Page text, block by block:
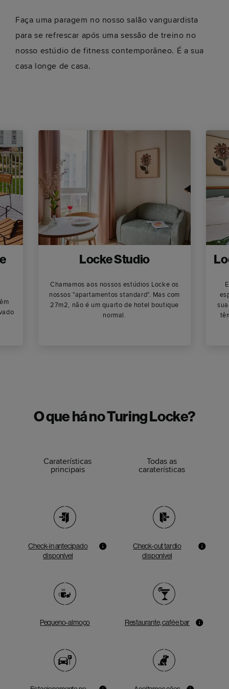
Faça uma paragem no nosso salão vanguardista
para se refrescar após uma sessão de treino no
nosso estúdio de fitness contemporâneo. É a sua
casa longe de casa.
Locke Studio
Chamamos aos nossos estúdios Locke os
nossos "apartamentos standard". Mas com
27m2, não é um quarto de hotel boutique
normal.
O que há no Turing Locke?
Caraterísticas
principais
Todas as
caraterísticas
Check-in antecipado
disponível
Check-out tardio
disponível
Pequeno-almoço Restaurante, café e bar